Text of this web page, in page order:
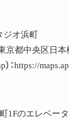
ジオ浜町
東京都中央区日
）：https://
1Fのエレベー